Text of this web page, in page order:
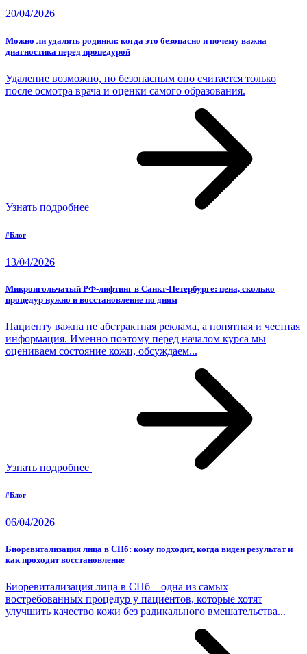
20/04/2026
Можно ли удалять родинки: когда это безопасно и почему важна
диагностика перед процедурой
Удаление возможно, но безопасным оно считается только
после осмотра врача и оценки самого образования.
Узнать подробнее
#Блог
13/04/2026
Микроигольчатый РФ-лифтинг в Санкт-Петербурге: цена, сколько
процедур нужно и восстановление по дням
Пациенту важна не абстрактная реклама, а понятная и честная
информация. Именно поэтому перед началом курса мы
оцениваем состояние кожи, обсуждаем...
Узнать подробнее
#Блог
06/04/2026
Биоревитализация лица в СПб: кому подходит, когда виден результат и
как проходит восстановление
Биоревитализация лица в СПб – одна из самых
востребованных процедур у пациентов, которые хотят
улучшить качество кожи без радикального вмешательства...